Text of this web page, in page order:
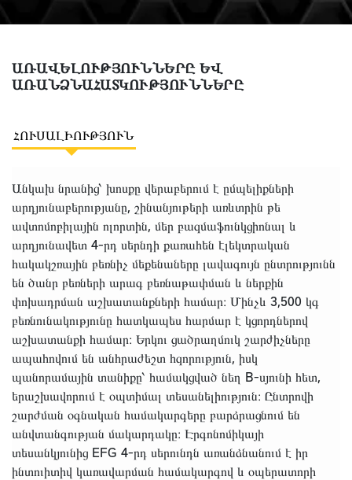
ԱՌԱՎԵԼՈՒԹՅՈՒՆՆԵՐԸ ԵՎ
ԱՌԱՆՁՆԱՀԱՏԿՈՒԹՅՈՒՆՆԵՐԸ
ՀՈՒՍԱԼԻՈՒԹՅՈՒՆ
Անկախ նրանից՝ խոսքը վերաբերում է ըմպելիքների
արդյունաբերությանը, շինանյութերի առևտրին թե
ավտոմոբիլային ոլորտին, մեր բազմաֆունկցիոնալ և
արդյունավետ 4-րդ սերնդի քառահեն էլեկտրական
հակակշռային բեռնիչ մեքենաները լավագույն ընտրությունն
են ծանր բեռների արագ բեռնաթափման և ներքին
փոխադրման աշխատանքների համար։ Մինչև 3,500 կգ
բեռնունակությունը հատկապես հարմար է կցորդներով
աշխատանքի համար։ Երկու ցածրաղմուկ շարժիչները
ապահովում են անհրաժեշտ հզորություն, իսկ
պանորամային տանիքը՝ համակցված նեղ B-սյունի հետ,
երաշխավորում է օպտիմալ տեսանելիություն։ Ընտրովի
շարժման օգնական համակարգերը բարձրացնում են
անվտանգության մակարդակը։ Էրգոնոմիկայի
տեսանկյունից EFG 4-րդ սերունդն առանձնանում է իր
ինտուիտիվ կառավարման համակարգով և օպերատորի